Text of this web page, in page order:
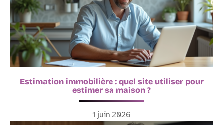
Estimation immobilière : quel site utiliser pour
estimer sa maison ?
1 juin 2026